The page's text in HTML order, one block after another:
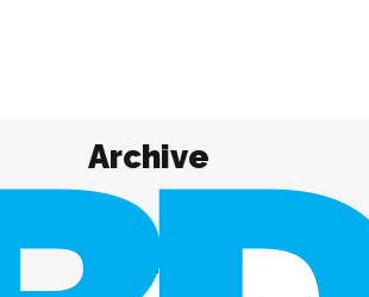
Archive
La Europea